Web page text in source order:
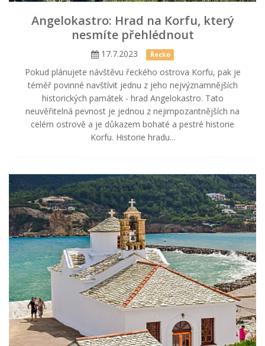
Angelokastro: Hrad na Korfu, který
nesmíte přehlédnout
17.7.2023 Řecko
Pokud plánujete návštěvu řeckého ostrova Korfu, pak je
téměř povinné navštívit jednu z jeho nejvýznamnějších
historických památek - hrad Angelokastro. Tato
neuvěřitelná pevnost je jednou z nejimpozantnějších na
celém ostrově a je důkazem bohaté a pestré historie
Korfu. Historie hradu...